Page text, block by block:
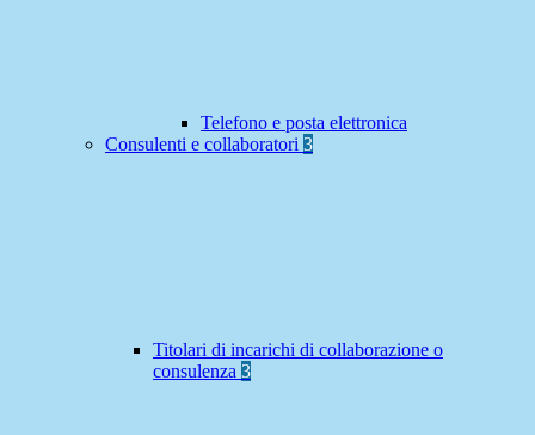
Telefono e posta elettronica
Consulenti e collaboratori 3
Titolari di incarichi di collaborazione o
consulenza 3